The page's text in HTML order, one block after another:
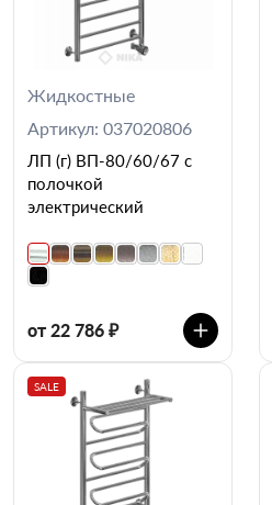
Жидкостные
Артикул: 037020806
ЛП (г) ВП-80/60/67 с
полочкой
электрический
от 22 786 ₽
SALE